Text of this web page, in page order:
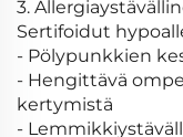
3.
Sertifoidut
- Pölypunkkien
- Hengittävä
kertymistä
-